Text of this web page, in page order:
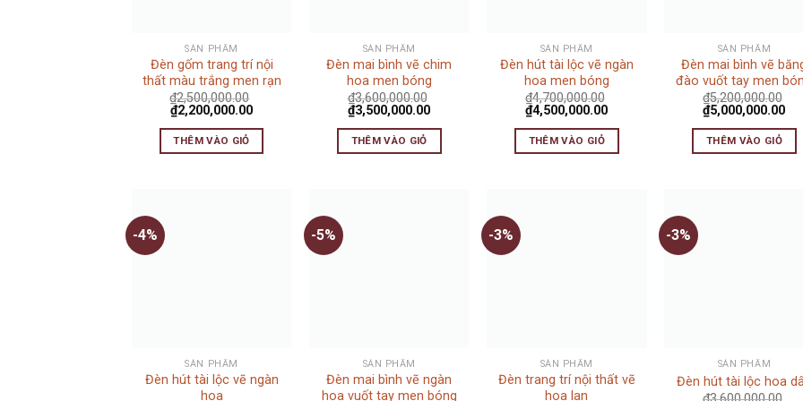
SẢN PHẨM
Đèn gốm trang trí nội
thất màu trắng men rạn
₫2,500,000.00
₫2,200,000.00
THÊM VÀO GIỎ
SẢN PHẨM
Đèn mai bình vẽ chim
hoa men bóng
₫3,600,000.00
₫3,500,000.00
THÊM VÀO GIỎ
SẢN PHẨM
Đèn hút tài lộc vẽ ngàn
hoa men bóng
₫4,700,000.00
₫4,500,000.00
THÊM VÀO GIỎ
SẢN PHẨM
Đèn mai bình vẽ
đào vuốt tay men
₫5,200,000.00
₫5,000,000.00
THÊM VÀO GIỎ
-4%
SẢN PHẨM
Đèn hút tài lộc vẽ ngàn
hoa
-5%
SẢN PHẨM
Đèn mai bình vẽ ngàn
hoa vuốt tay men bóng
-3%
SẢN PHẨM
Đèn trang trí nội thất vẽ
hoa lan
-3%
SẢN PHẨM
Đèn hút tài lộc hoa